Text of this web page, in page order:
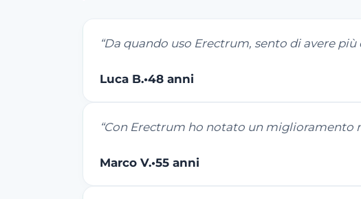
“Da quando uso Erectrum, sento di avere
Luca B.•48 anni
“Con Erectrum ho notato un miglioramento
Marco V.•55 anni